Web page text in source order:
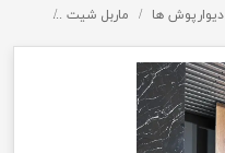
دیوارپوش ها ماربل شیت